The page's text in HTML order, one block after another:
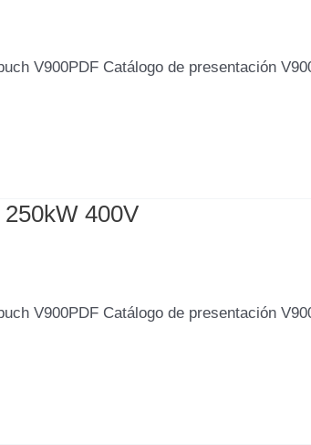
V900PDF Catálogo de presentación
400V
V900PDF Catálogo de presentación